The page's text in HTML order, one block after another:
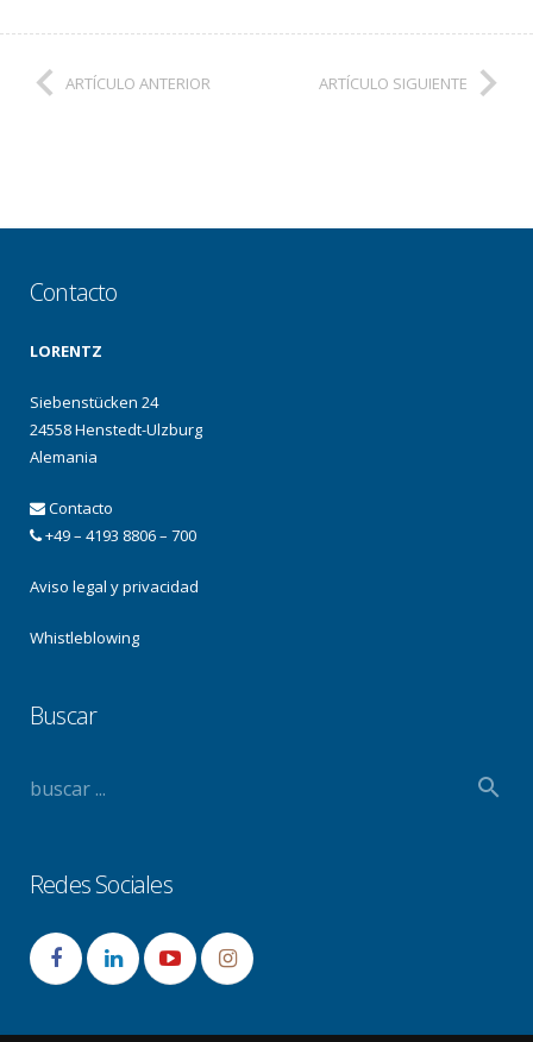
ARTÍCULO ANTERIOR ARTÍCULO SIGUIENTE
Contacto
LORENTZ
Siebenstücken 24
24558 Henstedt-Ulzburg
Alemania
Contacto
+49 – 4193 8806 – 700
Aviso legal y privacidad
Whistleblowing
Buscar
Redes Sociales